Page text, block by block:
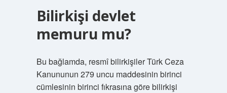
Bilirkişi devlet
memuru mu?
Bu bağlamda, resmî bilirkişiler Türk Ceza
Kanununun 279 uncu maddesinin birinci
cümlesinin birinci fıkrasına göre bilirkişi